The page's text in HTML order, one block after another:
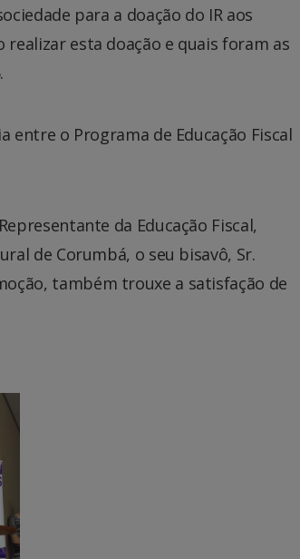
para a doação do IR aos
realizar esta doação e quais foram as
entre o Programa de Educação Fiscal
da Educação Fiscal,
de Corumbá, o seu bisavô, Sr.
também trouxe a satisfação de